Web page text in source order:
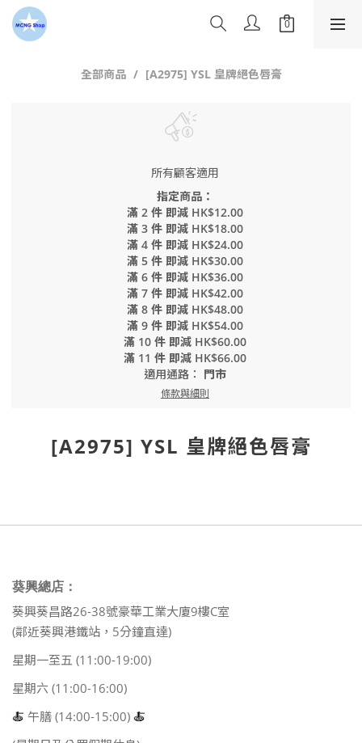
全部商品 [A2975] YSL 皇牌絕色唇膏
所有顧客適用
指定商品：
滿 2 件 即減 HK$12.00
滿 3 件 即減 HK$18.00
滿 4 件 即減 HK$24.00
滿 5 件 即減 HK$30.00
滿 6 件 即減 HK$36.00
滿 7 件 即減 HK$42.00
滿 8 件 即減 HK$48.00
滿 9 件 即減 HK$54.00
滿 10 件 即減 HK$60.00
滿 11 件 即減 HK$66.00
適用通路： 門市
條款與細則
[A2975] YSL 皇牌絕色唇膏
葵興總店：
葵興葵昌路26-38號豪華工業大廈9樓C室
(鄰近葵興港鐵站，5分鐘直達)
星期一至五 (11:00-19:00)
星期六 (11:00-16:00)
🍝 午膳 (14:00-15:00) 🍝